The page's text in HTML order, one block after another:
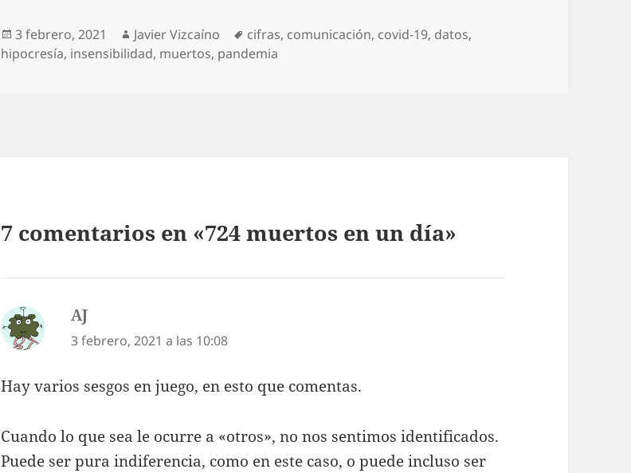
Publicado
el
3 febrero, 2021 Autor
Javier Vizcaíno Etiquetas
cifras, comunicación, covid-19, datos,
hipocresía, insensibilidad, muertos, pandemia
7 comentarios en «724 muertos en un día»
AJ
3 febrero, 2021 a las 10:08
Hay varios sesgos en juego, en esto que comentas.
Cuando lo que sea le ocurre a «otros», no nos sentimos identificados.
Puede ser pura indiferencia, como en este caso, o puede incluso ser